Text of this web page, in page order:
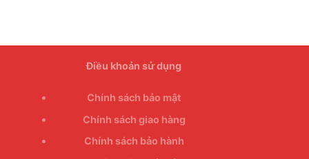
Điều khoản sử dụng
Chính sách bảo mật
Chính sách giao hàng
Chính sách bảo hành